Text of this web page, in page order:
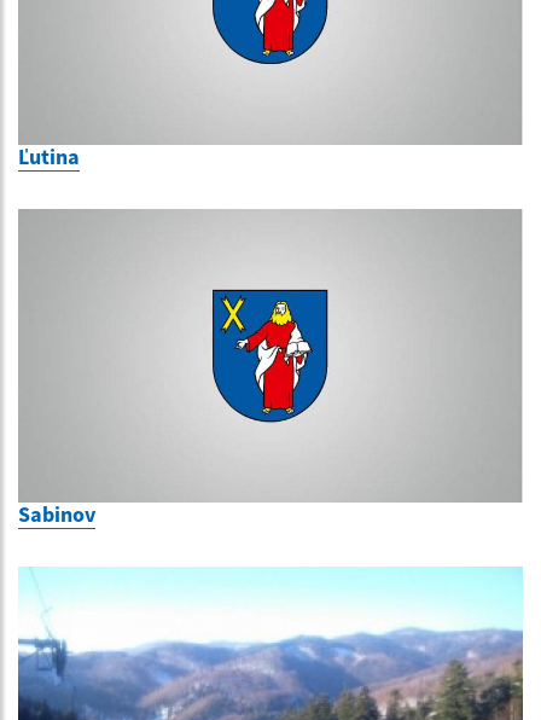
Ľutina
Sabinov